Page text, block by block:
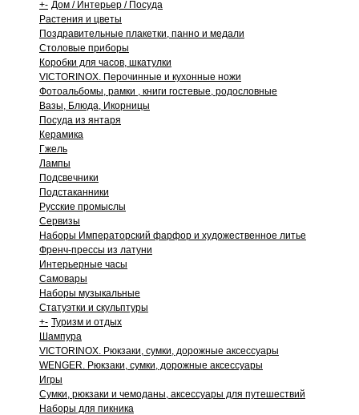
+- Дом / Интерьер / Посуда
Растения и цветы
Поздравительные плакетки, панно и медали
Столовые приборы
Коробки для часов, шкатулки
VICTORINOX. Перочинные и кухонные ножи
Фотоальбомы, рамки , книги гостевые, родословные
Вазы, Блюда, Икорницы
Посуда из янтаря
Керамика
Гжель
Лампы
Подсвечники
Подстаканники
Русские промыслы
Сервизы
Наборы Императорский фарфор и художественное литье
Френч-прессы из латуни
Интерьерные часы
Самовары
Наборы музыкальные
Статуэтки и скульптуры
+- Туризм и отдых
Шампура
VICTORINOX. Рюкзаки, сумки, дорожные аксессуары
WENGER. Рюкзаки, сумки, дорожные аксессуары
Игры
Сумки, рюкзаки и чемоданы, аксессуары для путешествий
Наборы для пикника